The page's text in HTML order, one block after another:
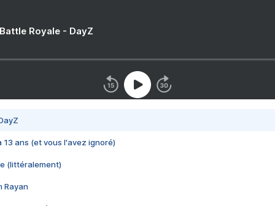
Royale - DayZ
13 ans (et vous l'avez ignoré)
(littéralement)
Rayan